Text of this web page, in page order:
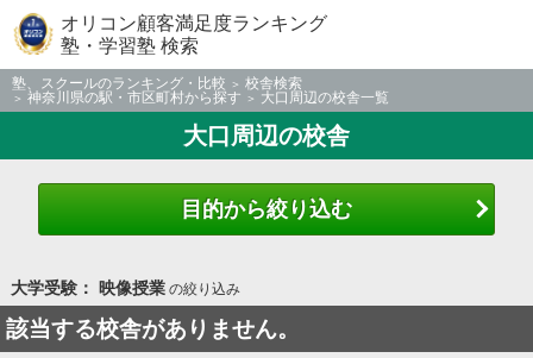
オリコン顧客満足度ランキング
塾・学習塾 検索
塾、スクールのランキング・比較
校舎検索
神奈川県の駅・市区町村から探す
大口周辺の校舎一覧
大口周辺の校舎
目的から絞り込む
大学受験： 映像授業の絞り込み
該当する校舎がありません。